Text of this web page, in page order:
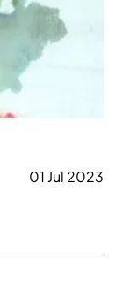
01 Jul 2023